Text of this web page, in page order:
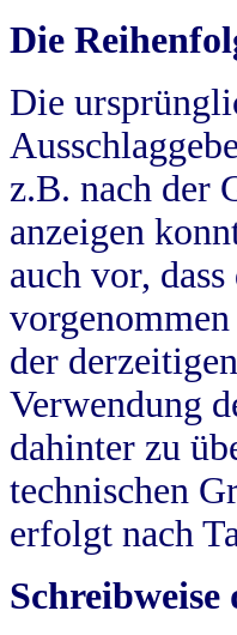
Die
Die
z.B. nach der
anzeigen
auch vor,
der
Verwendung
dahinter zu
technischen
erfolgt nach
Schreibweise